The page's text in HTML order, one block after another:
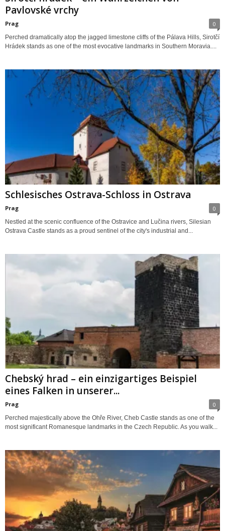
Pavlovské vrchy
Prag 0
Perched dramatically atop the jagged limestone cliffs of the Pálava Hills, Sirotčí
Hrádek stands as one of the most evocative landmarks in Southern Moravia....
Schlesisches Ostrava-Schloss in Ostrava
Prag 0
Nestled at the scenic confluence of the Ostravice and Lučina rivers, Silesian
Ostrava Castle stands as a proud sentinel of the city's industrial and...
Chebský hrad – ein einzigartiges Beispiel
eines Falken in unserer...
Prag 0
Perched majestically above the Ohře River, Cheb Castle stands as one of the
most significant Romanesque landmarks in the Czech Republic. As you walk...